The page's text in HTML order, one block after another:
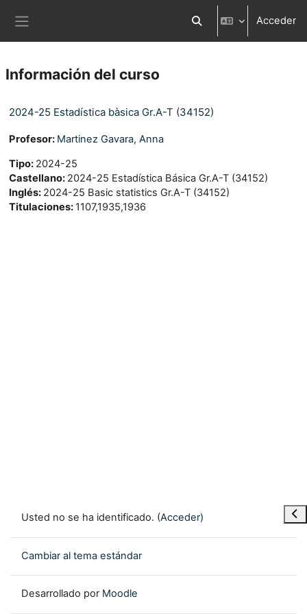
Selector de búsqueda
Acceder
Información del curso
2024-25 Estadística bàsica Gr.A-T (34152)
Profesor: Martinez Gavara, Anna
Tipo: 2024-25
Castellano: 2024-25 Estadística Básica Gr.A-T (34152)
Inglés: 2024-25 Basic statistics Gr.A-T (34152)
Titulaciones: 1107,1935,1936
Usted no se ha identificado. (Acceder)
Cambiar al tema estándar
Desarrollado por Moodle